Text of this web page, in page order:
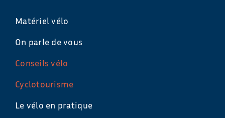
Matériel vélo
On parle de vous
Conseils vélo
Cyclotourisme
Le vélo en pratique